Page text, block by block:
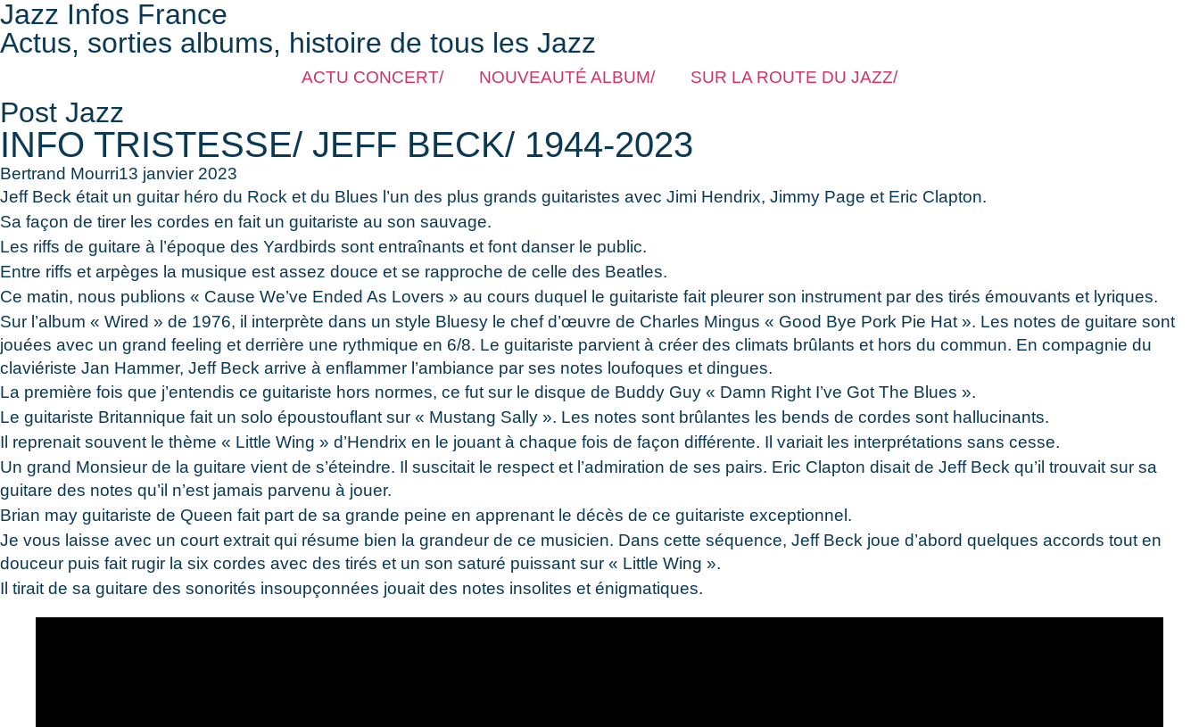
Jazz Infos France
Actus, sorties albums, histoire de tous les Jazz
ACTU CONCERT/ NOUVEAUTÉ ALBUM/ SUR LA ROUTE DU JAZZ/
Post Jazz
INFO TRISTESSE/ JEFF BECK/ 1944-2023
Bertrand Mourri13 janvier 2023
Jeff Beck était un guitar héro du Rock et du Blues l’un des plus grands guitaristes avec Jimi Hendrix, Jimmy Page et Eric Clapton.
Sa façon de tirer les cordes en fait un guitariste au son sauvage.
Les riffs de guitare à l’époque des Yardbirds sont entraînants et font danser le public.
Entre riffs et arpèges la musique est assez douce et se rapproche de celle des Beatles.
Ce matin, nous publions « Cause We’ve Ended As Lovers » au cours duquel le guitariste fait pleurer son instrument par des tirés émouvants et lyriques.
Sur l’album « Wired » de 1976, il interprète dans un style Bluesy le chef d’œuvre de Charles Mingus « Good Bye Pork Pie Hat ». Les notes de guitare sont
jouées avec un grand feeling et derrière une rythmique en 6/8. Le guitariste parvient à créer des climats brûlants et hors du commun. En compagnie du
claviériste Jan Hammer, Jeff Beck arrive à enflammer l’ambiance par ses notes loufoques et dingues.
La première fois que j’entendis ce guitariste hors normes, ce fut sur le disque de Buddy Guy « Damn Right I’ve Got The Blues ».
Le guitariste Britannique fait un solo époustouflant sur « Mustang Sally ». Les notes sont brûlantes les bends de cordes sont hallucinants.
Il reprenait souvent le thème « Little Wing » d’Hendrix en le jouant à chaque fois de façon différente. Il variait les interprétations sans cesse.
Un grand Monsieur de la guitare vient de s’éteindre. Il suscitait le respect et l’admiration de ses pairs. Eric Clapton disait de Jeff Beck qu’il trouvait sur sa
guitare des notes qu’il n’est jamais parvenu à jouer.
Brian may guitariste de Queen fait part de sa grande peine en apprenant le décès de ce guitariste exceptionnel.
Je vous laisse avec un court extrait qui résume bien la grandeur de ce musicien. Dans cette séquence, Jeff Beck joue d’abord quelques accords tout en
douceur puis fait rugir la six cordes avec des tirés et un son saturé puissant sur « Little Wing ».
Il tirait de sa guitare des sonorités insoupçonnées jouait des notes insolites et énigmatiques.